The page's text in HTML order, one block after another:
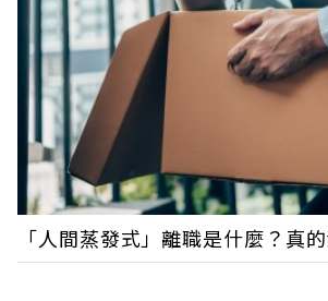
「人間蒸發式」離職是什麼？真